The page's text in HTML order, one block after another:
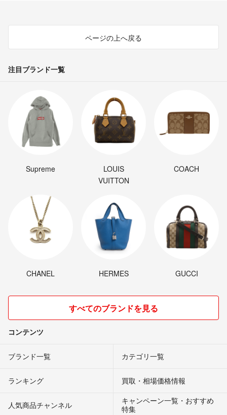
早速のご返信ありがとうございます。
こちらはマグカップ同様、「未使用に近い」ということで大丈夫でし
ょうか？
- 5ヶ月前
コメントありがとうございます。
プレートのみ検討いただけるようでしたら、バラ売りでも問題ござい
ません。
るなちちゃんさま
プレート購入希望の方がおりますため、バラ売りで検討しておりま
現在も検討いただいておりましたら、ご確認ほどよろしくお願いしま
出品者 🌽- 5ヶ月前
こんにちは。はじめまして。
るなちちゃん様とのやり取りを拝見させていただきました。
私は、たまたまこちらのプレートのみ購入を希望しており、ご連絡差
メント欄にてお教え頂くことは可能でしょうか？
ページの上へ戻る
注目ブランド一覧
Supreme
LOUIS
VUITTON
COACH
CHANEL HERMES GUCCI
すべてのブランドを見る
コンテンツ
ブランド一覧 カテゴリ一覧
ランキング 買取・相場価格情報
人気商品チャンネル
キャンペーン一覧・おすすめ
特集